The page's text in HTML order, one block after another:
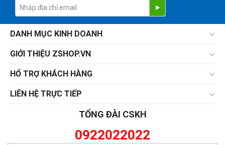
DANH MỤC KINH DOANH
GIỚI THIỆU ZSHOP.VN
HỔ TRỢ KHÁCH HÀNG
LIÊN HỆ TRỰC TIẾP
TỔNG ĐÀI CSKH
0922022022